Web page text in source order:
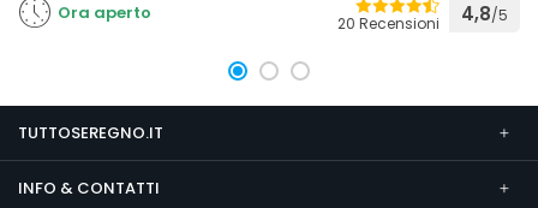
Ora aperto 20 Recensioni 4,8/5
TUTTOSEREGNO.IT
INFO & CONTATTI